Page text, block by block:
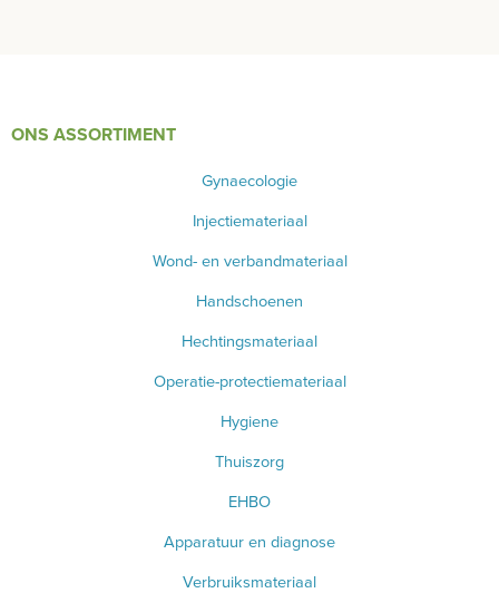
ONS ASSORTIMENT
Gynaecologie
Injectiemateriaal
Wond- en verbandmateriaal
Handschoenen
Hechtingsmateriaal
Operatie-protectiemateriaal
Hygiene
Thuiszorg
EHBO
Apparatuur en diagnose
Verbruiksmateriaal